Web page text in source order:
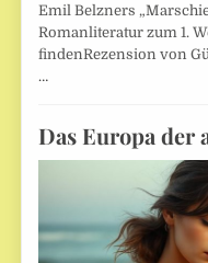
Emil Belzners
Romanliteratur zum 1.
findenRezension von
…
Das Europa der